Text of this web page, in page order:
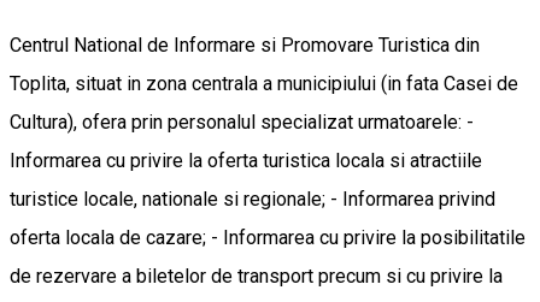
Centrul National de Informare si Promovare Turistica din
Toplita, situat in zona centrala a municipiului (in fata Casei de
Cultura), ofera prin personalul specializat urmatoarele: -
Informarea cu privire la oferta turistica locala si atractiile
turistice locale, nationale si regionale; - Informarea privind
oferta locala de cazare; - Informarea cu privire la posibilitatile
de rezervare a biletelor de transport precum si cu privire la